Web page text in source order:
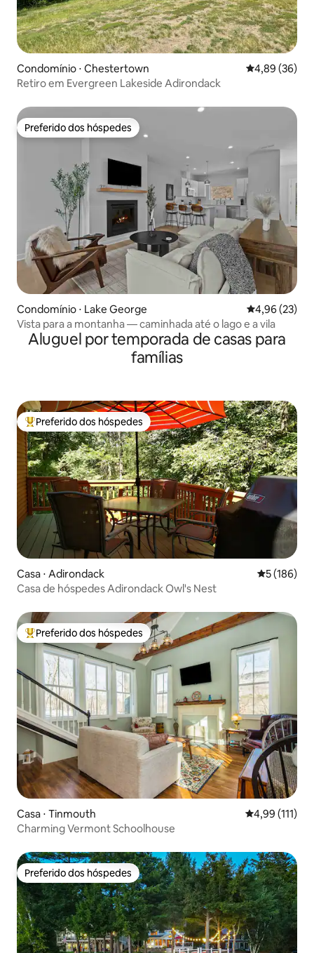
Condomínio ⋅ Chestertown 4,89 de uma
4,89 (36)
Retiro em Evergreen Lakeside Adirondack
Preferido dos hóspedes
Preferido dos hóspedes
Condomínio ⋅ Lake George 4,96 de uma
4,96 (23)
Vista para a montanha — caminhada até o lago e a vila
Aluguel por temporada de casas para
famílias
Entre os melhores preferidos dos hóspedes
Preferido dos hóspedes
Casa ⋅ Adirondack 5 de uma
5 (186)
Casa de hóspedes Adirondack Owl's Nest
Entre os melhores preferidos dos hóspedes
Preferido dos hóspedes
Casa ⋅ Tinmouth 4,99 de uma
4,99 (111)
Charming Vermont Schoolhouse
Preferido dos hóspedes
Preferido dos hóspedes